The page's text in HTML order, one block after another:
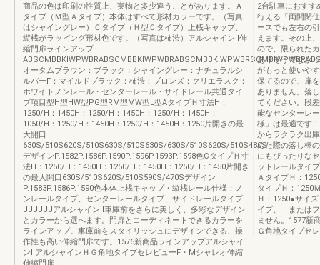
商品の色は印刷の性質上、実物と多少違うことがあります。Ａ
タイプ（Ｍ型Ａタイプ）本体はすべて形材カラーです。（写真
はシャイングレー）Ｃタイプ（Ｈ型Ｃタイプ）上桟キャップ、
縦桟がラッピング形材色です。（写真は柿渋）アルシャインⅡ伸
縮門扉ラインアップ
オータムブラウン：ブラック：シャイングレー：ナチュラルシ
ルバーF：マイルドブラック：柿渋：ブロンズ：クリエラスク：
ホワイトノンレール・センターレール・サイドレール共通タイ
プ項目型H型HW型PG型RM型MW型L型AタイプＨ寸法H：
1250/H：1450H：1250/H：1450H：1250/H：1450H：
1050/H：1250/H：1450H：1250/H：1450H：1250片開きの最
大開口
630S/510S620S/510S630S/510S630S/630S/510S620S/510S480S
デザインP.1582P.1586P.1590P.1596P.1593P.1598色CタイプＨ寸
法H：1250/H：1450H：1250/H：1450H：1250/H：1450片開き
の最大開口630S/510S620S/510S590S/470Sデザイン
P.1583P.1586P.1590色本体上桟キャップ・縦桟レール仕様：ノ
ンレールタイプ、センターレールタイプ、サイドレールタイプ
JJJJJJアルシャインⅡ車庫前をさらに美しく、多彩なデザイン
とカラーから選べます。門扉とコーディネートできるカラーを
ラインアップ。車庫前をスタイリッシュにデザインできる、操
作性も高い伸縮門扉です。1576新商品ラインアップアルシャイ
ンⅡアルシャインＨＧ角地タイプセレビューF・Mシャレオ伸縮
伸縮門扉
2台駐車におすす
行える「両開閉
ースでも左右の
えます。その上
ので、限られた
ありそうでなか
がもっと使いや
保てるので、扉
ありません。落
てください。段
能なセンターレ
様」は最適です
からラクラク出
めた際の落し棒
にもぴったりな
ットレールタイ
ＡタイプＨ：
タイプＨ：1250
Ｈ：1250●サイ
イプ、 またはフ
ません。1577新
Ｇ角地タイプセ